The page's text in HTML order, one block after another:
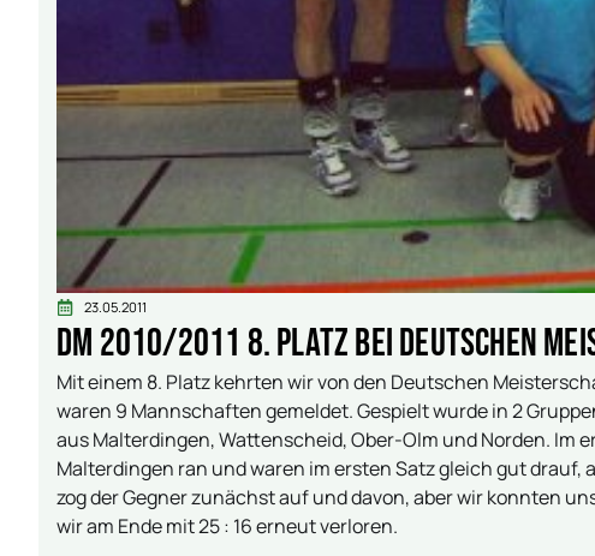
23.05.2011
DM 2010/2011 8. Platz bei Deutschen
Mit einem 8. Platz kehrten wir von den Deutschen
waren 9 Mannschaften gemeldet. Gespielt wurde in 2
aus Malterdingen, Wattenscheid, Ober-Olm und Norden. Im
Malterdingen ran und waren im ersten Satz gleich gut drauf,
zog der Gegner zunächst auf und davon, aber wir konnten
wir am Ende mit 25 : 16 erneut verloren.